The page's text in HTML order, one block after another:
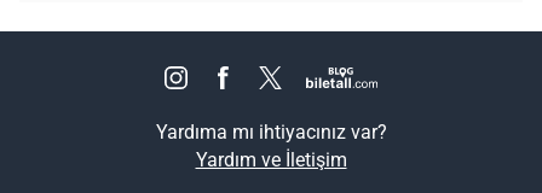
Yardıma mı ihtiyacınız var?
Yardım ve İletişim